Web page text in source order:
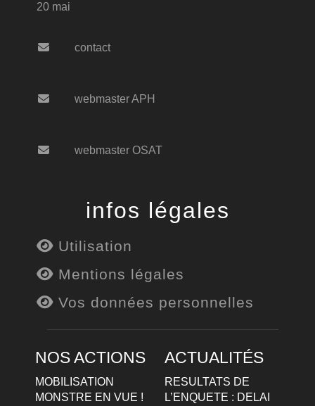
20 mai
contact
webmaster APH
webmaster OSAT
infos légales
Utilisation
Mentions légales
Vos données personnelles
NOS ACTIONS
MOBILISATION
MONSTRE EN VUE !
ACTUALITÉS
RESULTATS DE
L’ENQUETE : DELAI